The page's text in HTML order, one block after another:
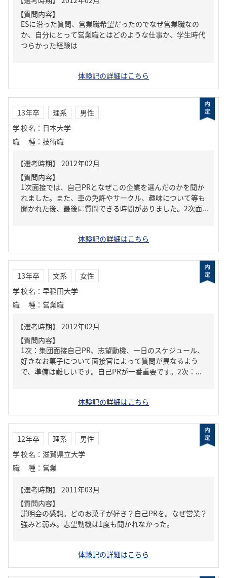
【質問内容】
ESに沿った質問、営業職希望だったのでなぜ営業職なの
か、自分にとって営業職とはどのような仕事か、学生時代
つらかった経験は
体験記の詳細はこちら
13年卒 理系
男性
学校名 ： 日本大学
職種 ： 技術職
【質問内容】
1次面接では、自己PRとなぜこの企業を選んだのかを聞か
れました。また、車の免許やサークル、趣味について等も
聞かれた後、最後に質問できる時間がありました。2次面...
体験記の詳細はこちら
13年卒 文系
女性
学校名 ： 早稲田大学
職種 ： 営業職
【質問内容】
1次：集団面接自己PR、志望動機、一日のスケジュール、
好きなお菓子について面接官によって質問が異なるよう
で、準備は難しいです。自己PRが一番重要です。2次：...
体験記の詳細はこちら
12年卒 理系
男性
学校名 ： 滋賀県立大学
職種 ： 営業
【質問内容】
説明会の感想。どのお菓子が好き？自己PRを。なぜ営業？
強みと弱み。志望動機は1度も聞かれなかった。
体験記の詳細はこちら